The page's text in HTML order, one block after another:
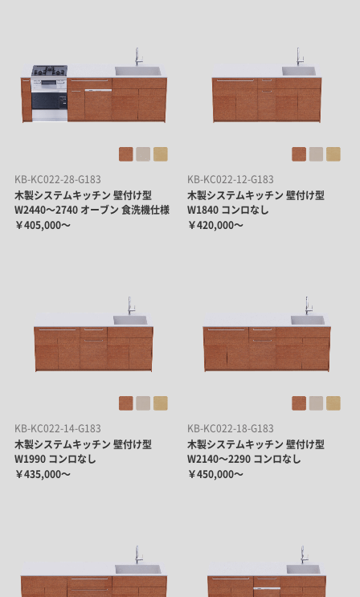
KB-KC022-28-G183
木製システムキッチン 壁付け型
W2440～2740 オーブン 食洗機仕様
￥405,000～
KB-KC022-12-G183
木製システムキッチン 壁付け型
W1840 コンロなし
￥420,000～
KB-KC022-14-G183
木製システムキッチン 壁付け型
W1990 コンロなし
￥435,000～
KB-KC022-18-G183
木製システムキッチン 壁付け型
W2140～2290 コンロなし
￥450,000～